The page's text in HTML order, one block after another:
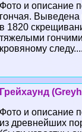
Фото и описание
гончая.
в 1820
тяжелыми
кровяному следу....
Грейхаунд
Фото и описание
из древнейших